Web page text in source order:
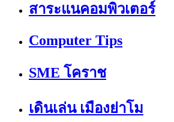
สาระแนคอมพิวเตอร์
Computer Tips
SME โคราช
เดินเล่น เมืองย่าโม